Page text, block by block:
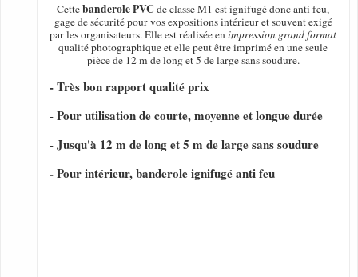
Cettebanderole PVC de classe M1 est ignifugé donc anti feu,
gage de sécurité pour vos expositions intérieur et souvent exigé
par les organisateurs. Elle est réalisée enimpression grand format
qualité photographique et elle peut être imprimé en une seule
pièce de 12 m de long et 5 de large sans soudure.
- Très bon rapport qualité prix
- Pour utilisation de courte, moyenne et longue durée
- Jusqu'à 12 m de long et 5 m de large sans soudure
- Pour intérieur, banderole ignifugé anti feu